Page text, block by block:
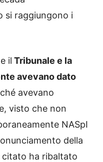
si raggiungono i
il Tribunale e la
avevano dato
avevano
visto che non
NASpI
della
citato ha ribaltato